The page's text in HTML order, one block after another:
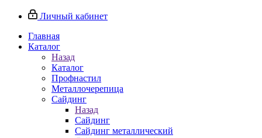
Личный кабинет
Главная
Каталог
Назад
Каталог
Профнастил
Металлочерепица
Сайдинг
Назад
Сайдинг
Сайдинг металлический